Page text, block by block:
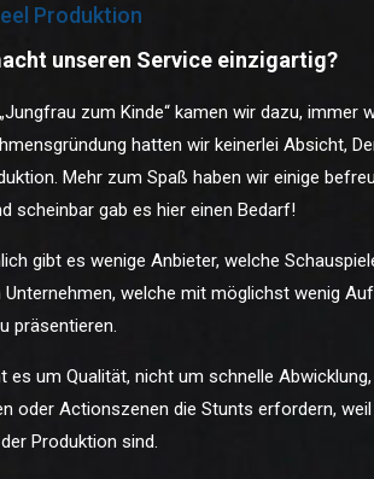
Produktion
unseren Service einzigartig?
zum Kinde“ kamen wir dazu,
hatten wir keinerlei Absicht,
Mehr zum Spaß haben wir einige
scheinbar gab es hier einen Bedarf!
gibt es wenige Anbieter, welche
Unternehmen, welche mit möglichst wenig
präsentieren.
es um Qualität, nicht um schnelle
oder Actionszenen die Stunts erfordern,
Produktion sind.